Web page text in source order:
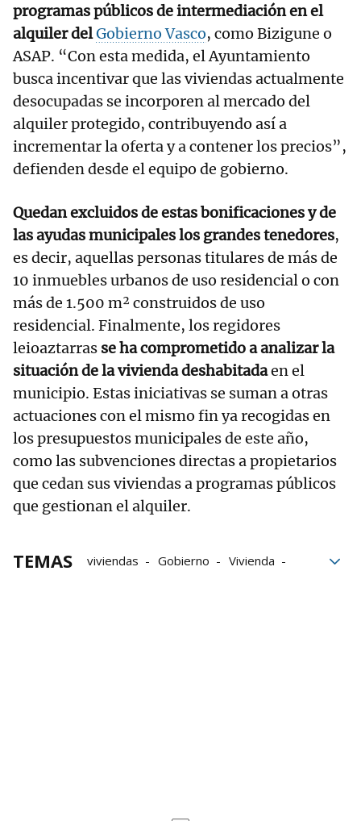
programas públicos de intermediación en el
alquiler delGobierno Vasco, como Bizigune o
ASAP. “Con esta medida, el Ayuntamiento
busca incentivar que las viviendas actualmente
desocupadas se incorporen al mercado del
alquiler protegido, contribuyendo así a
incrementar la oferta y a contener los precios”,
defienden desde el equipo de gobierno.
Quedan excluidos de estas bonificaciones y de
las ayudas municipales los grandes tenedores,
es decir, aquellas personas titulares de más de
10 inmuebles urbanos de uso residencial o con
más de 1.500 m² construidos de uso
residencial. Finalmente, los regidores
leioaztarras se ha comprometido a analizar la
situación de la vivienda deshabitadaen el
municipio. Estas iniciativas se suman a otras
actuaciones con el mismo fin ya recogidas en
los presupuestos municipales de este año,
como las subvenciones directas a propietarios
que cedan sus viviendas a programas públicos
que gestionan el alquiler.
TEMAS viviendas Gobierno
Vivienda